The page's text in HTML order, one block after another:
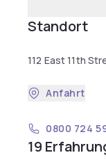
Standort
112 East 11th
Anfahrt
0800 724
19